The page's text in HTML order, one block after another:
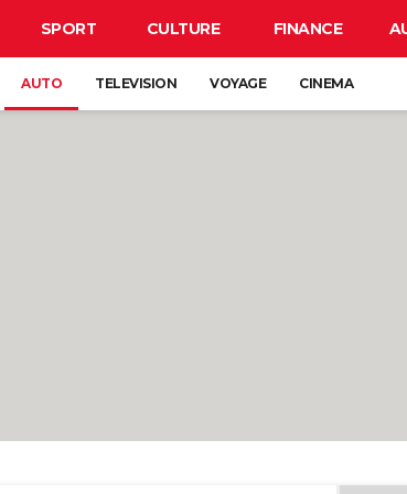
SPORT CULTURE FINANCE
AUTO TELEVISION VOYAGE CINEMA